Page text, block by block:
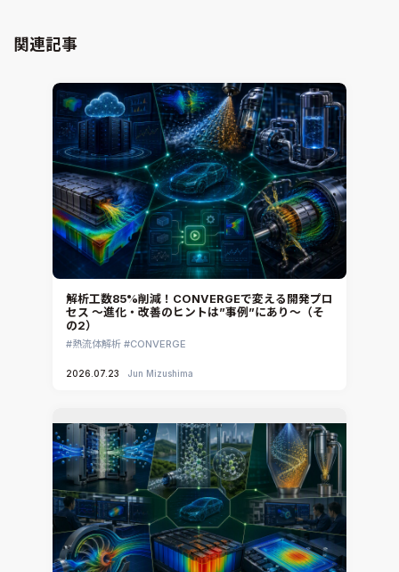
CAD連携・CAE業務支援
MBDプロセス構築コンサルティング
CAEエンジニアリングコンサルティング
音響設計
CAE分野におけるAIコンサルティング
システム構築と開発
Virtual Environment
CONVERGE
iconCFD
SIMULIA Abaqus Unified FEA
Simcenter Flotherm
Simcenter Flotherm XT
Ansys Electronics
DEMITASNX
Simcenter 3D Acoustics
Rocky
CATIA V5 Analysis
3DEXPERIENCE SIMULIA
ennovaCFD
MpCCI
Ansys Granta MI
Ansys Granta Selector
関連記事
解析工数85%削減！CONVERGEで変える開発プロ
セス ～進化・改善のヒントは”事例”にあり～（そ
の2）
熱流体解析 CONVERGE
2026.07.23 Jun Mizushima